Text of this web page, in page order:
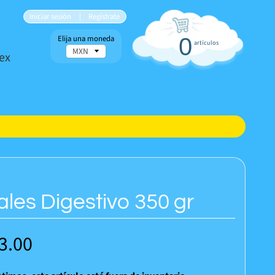
Iniciar sesión | Regístrate
0 artículos
Elija una moneda
Digestivo 350 gr